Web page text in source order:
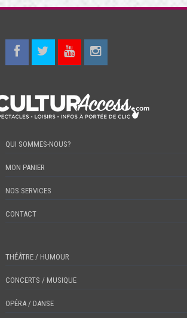
QUI SOMMES-NOUS?
MON PANIER
NOS SERVICES
CONTACT
THÉÂTRE / HUMOUR
CONCERTS / MUSIQUE
OPÉRA / DANSE